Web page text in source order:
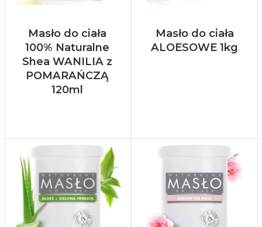
Masło do ciała
100% Naturalne
Shea WANILIA z
POMARAŃCZĄ
120ml
Masło do ciała
ALOESOWE 1kg